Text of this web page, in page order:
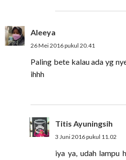
Aleeya
26 Mei 2016 pukul 20.41
Paling bete kalau ada yg
ihhh
Titis Ayuningsih
3 Juni 2016 pukul 11.02
iya ya, udah lampu